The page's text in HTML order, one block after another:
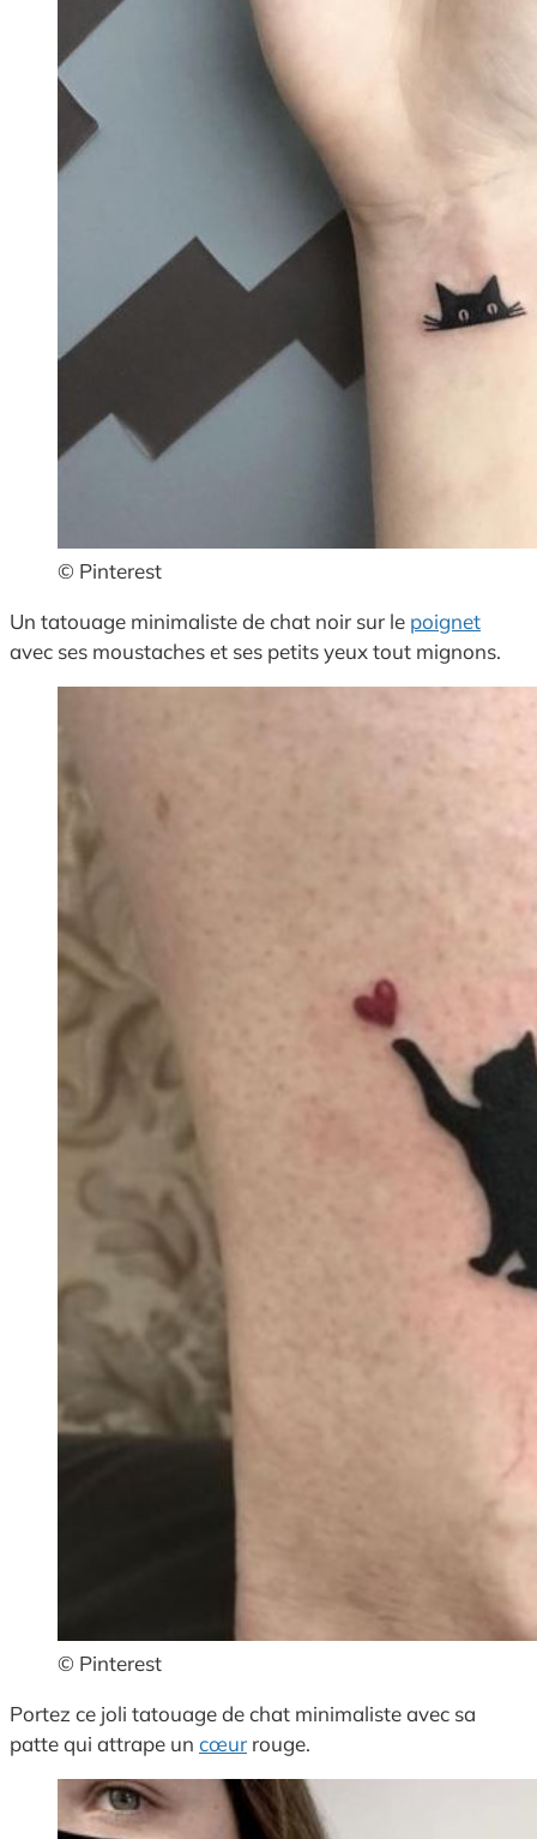
© Pinterest
Un tatouage minimaliste de chat noir sur le poignet
avec ses moustaches et ses petits yeux tout mignons.
© Pinterest
Portez ce joli tatouage de chat minimaliste avec sa
patte qui attrape un cœur rouge.